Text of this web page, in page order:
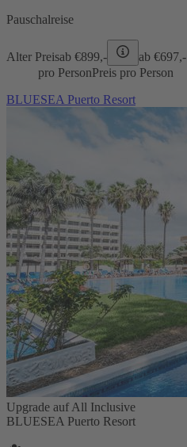
Pauschalreise
Alter Preisab €899,- ab €697,-
pro PersonPreis pro Person
BLUESEA Puerto Resort
Upgrade auf All Inclusive
BLUESEA Puerto Resort